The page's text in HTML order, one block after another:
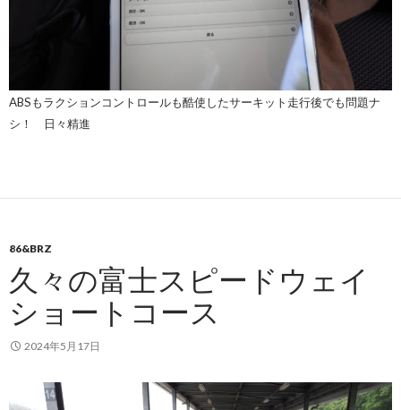
ABSもラクションコントロールも酷使したサーキット走行後でも問題ナ
シ！ 日々精進
86&BRZ
久々の富士スピードウェイ
ショートコース
2024年5月17日